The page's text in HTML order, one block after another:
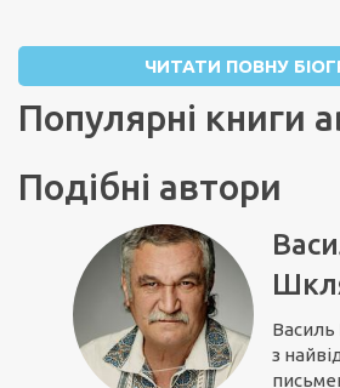
ЧИТАТИ ПОВНУ
Популярні книги
Подібні автори
з